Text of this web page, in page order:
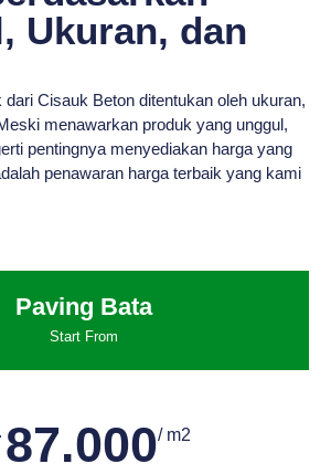
Ukuran, dan
Cisauk Beton ditentukan oleh ukuran,
menawarkan produk yang unggul,
pentingnya menyediakan harga yang
penawaran harga terbaik yang kami
Paving Bata
Start From
87.000/ m2